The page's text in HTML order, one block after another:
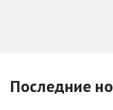
Последние